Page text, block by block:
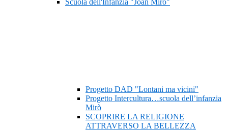
Scuola dell'Infanzia "Joan Mirò"
Progetto DAD "Lontani ma vicini"
Progetto Intercultura…scuola dell’infanzia
Mirò
SCOPRIRE LA RELIGIONE
ATTRAVERSO LA BELLEZZA